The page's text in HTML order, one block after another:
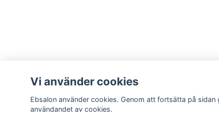
Vi använder cookies
Ebsalon använder cookies. Genom att fortsätta på sidan
användandet av cookies.